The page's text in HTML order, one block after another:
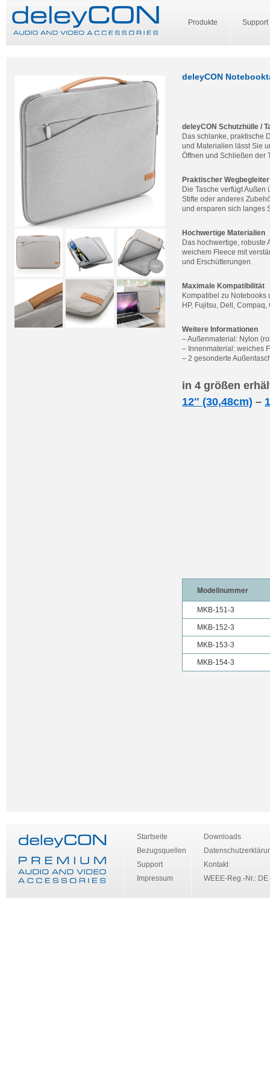
Produkte Support
deleyCON
deleyCON Schutzhülle /
Das schlanke, praktische
und Materialien lässt Sie
Öffnen und Schließen der
Praktischer Wegbegleiter
Die Tasche verfügt
Stifte oder anderes
und ersparen sich langes
Hochwertige Materialien
Das hochwertige, robuste
weichem Fleece mit
und Erschütterungen.
Maximale Kompatibilität
Kompatibel zu Notebooks
HP, Fujitsu, Dell,
Weitere Informationen
– Außenmaterial: Nylon
– Innenmaterial: weiches
– 2 gesonderte
in 4 größen
12″ (30,48cm) –
Modellnummer
MKB-151-3
MKB-152-3
MKB-153-3
MKB-154-3
Startseite
Bezugsquellen
Support
Impressum
Downloads
Kontakt
WEEE-Reg.-Nr.: